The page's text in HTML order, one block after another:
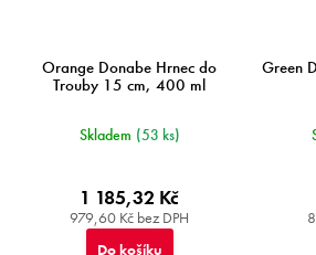
Orange Donabe Hrnec do
Trouby 15 cm, 400 ml
Skladem (53 ks)
979,60 Kč bez DPH
1 185,32 Kč
Do košíku
Green